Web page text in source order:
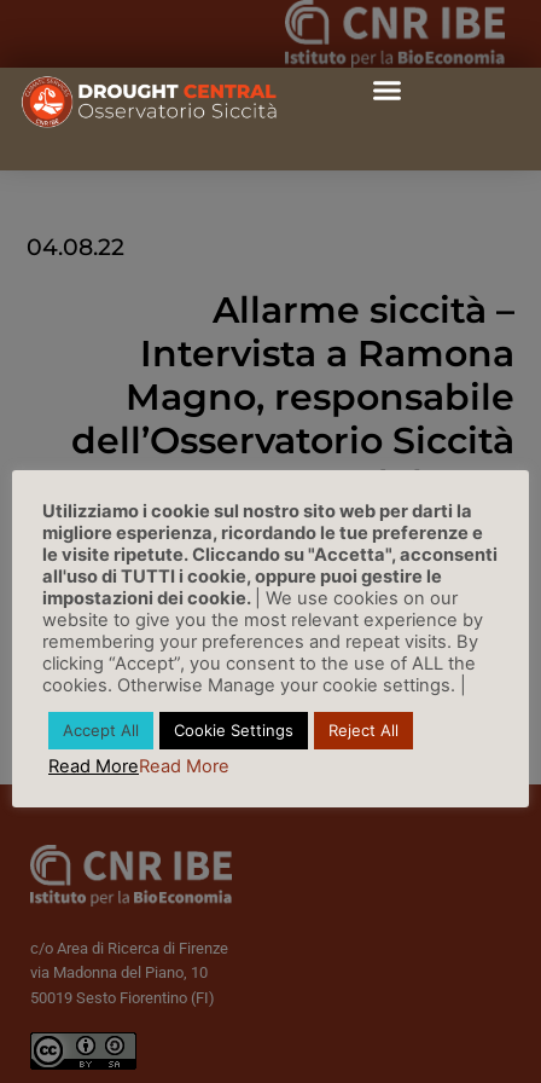
04.08.22
Allarme siccità –
Intervista a Ramona
Magno, responsabile
dell’Osservatorio Siccità
del CNR
di Valeria Cudino, alpassocoitempi.com
LINK
Vai a Rassegna Stampa »
c/o Area di Ricerca di Firenze
via Madonna del Piano, 10
50019 Sesto Fiorentino (FI)
Utilizziamo i cookie sul nostro sito web per darti la
migliore esperienza, ricordando le tue preferenze e
le visite ripetute. Cliccando su "Accetta", acconsenti
all'uso di TUTTI i cookie, oppure puoi gestire le
impostazioni dei cookie.
| We use cookies on our
website to give you the most relevant experience by
remembering your preferences and repeat visits. By
clicking “Accept”, you consent to the use of ALL the
cookies. Otherwise Manage your cookie settings. |
Accept All Cookie Settings Reject All
Read MoreRead More